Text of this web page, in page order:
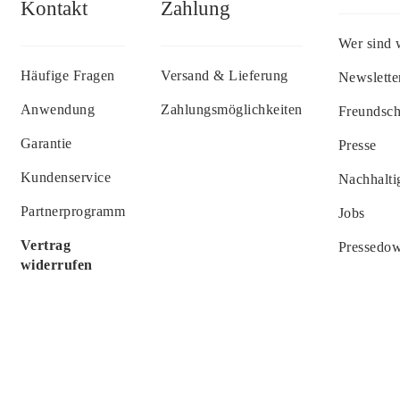
Kontakt
Häufige Fragen
Anwendung
Garantie
Kundenservice
Partnerprogramm
Vertrag
widerrufen
Zahlung
Versand & Lieferung
Zahlungsmöglichkeiten
Wer sind
Presse
Jobs